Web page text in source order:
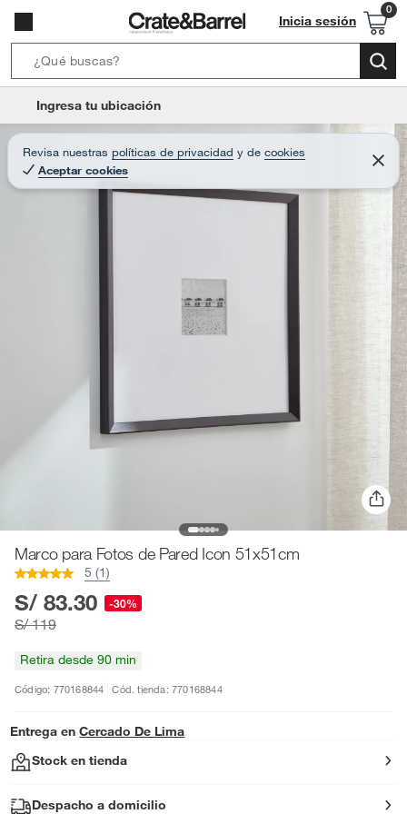
Inicia sesión
e
r
c
B
o
t
Ingresa tu ubicación
Revisa nuestras políticas de privacidad y de cookies
Aceptar cookies
C
e
r
Marco para Fotos de Pared Icon 51x51cm
5 (1)
S/ 83.30 -30%
S/ 119
Retira desde 90 min
Código: 770168844 Cód. tienda: 770168844
Entrega en Cercado De Lima
Stock en tienda
Despacho a domicilio